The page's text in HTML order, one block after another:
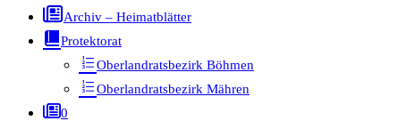
Archiv – Heimatblätter
Protektorat
Oberlandratsbezirk Böhmen
Oberlandratsbezirk Mähren
0